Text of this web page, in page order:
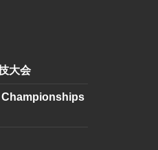
大会
Championships